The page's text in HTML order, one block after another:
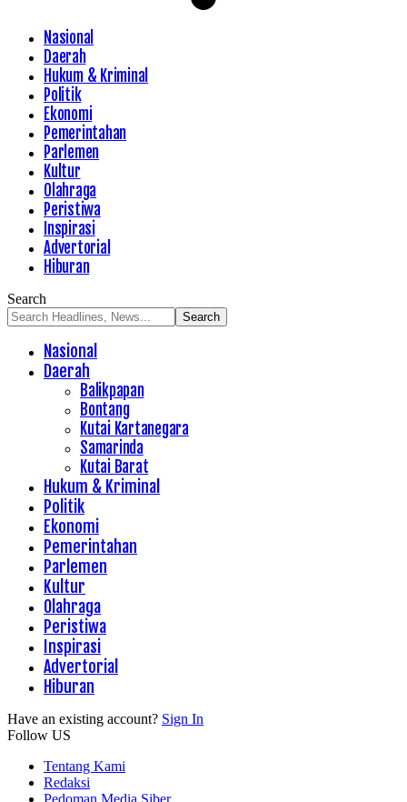
Nasional
Daerah
Hukum & Kriminal
Politik
Ekonomi
Pemerintahan
Parlemen
Kultur
Olahraga
Peristiwa
Inspirasi
Advertorial
Hiburan
Search
Nasional
Daerah
Balikpapan
Bontang
Kutai Kartanegara
Samarinda
Kutai Barat
Hukum & Kriminal
Politik
Ekonomi
Pemerintahan
Parlemen
Kultur
Olahraga
Peristiwa
Inspirasi
Advertorial
Hiburan
Have an existing account? Sign In
Follow US
Tentang Kami
Redaksi
Pedoman Media Siber